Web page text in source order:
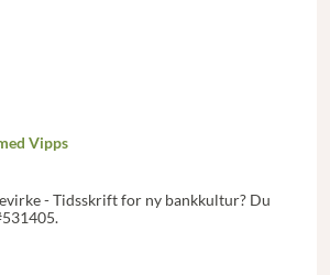
Vipps
- Tidsskrift for ny bankkultur? Du